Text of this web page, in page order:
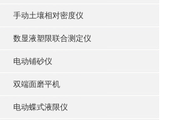
手动土壤相对密度仪
数显液塑限联合测定仪
电动铺砂仪
双端面磨平机
电动蝶式液限仪